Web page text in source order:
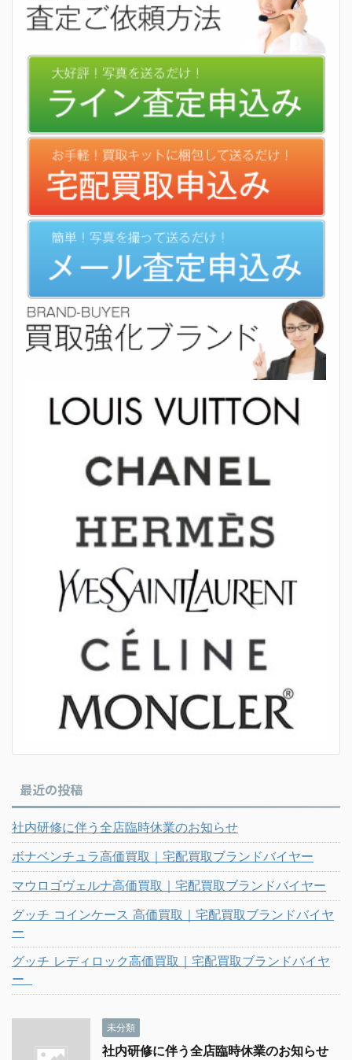
最近の投稿
社内研修に伴う全店臨時休業のお知らせ
ボナベンチュラ高価買取｜宅配買取ブランドバイヤー
マウロゴヴェルナ高価買取｜宅配買取ブランドバイヤー
グッチ コインケース 高価買取｜宅配買取ブランドバイヤ
ー
グッチ レディロック高価買取｜宅配買取ブランドバイヤ
ー
未分類
社内研修に伴う全店臨時休業のお知らせ